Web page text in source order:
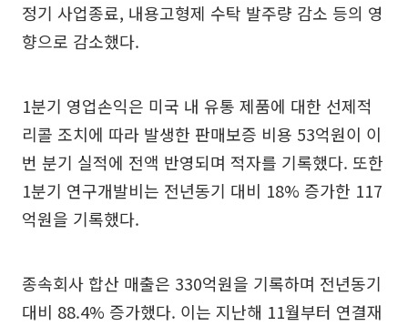
정기 사업종료, 내용고형제 수탁 발주량 감소 등의 영
향으로 감소했다.
1분기 영업손익은 미국 내 유통 제품에 대한 선제적
리콜 조치에 따라 발생한 판매보증 비용 53억원이 이
번 분기 실적에 전액 반영되며 적자를 기록했다. 또한
1분기 연구개발비는 전년동기 대비 18% 증가한 117
억원을 기록했다.
종속회사 합산 매출은 330억원을 기록하며 전년동기
대비 88.4% 증가했다. 이는 지난해 11월부터 연결재